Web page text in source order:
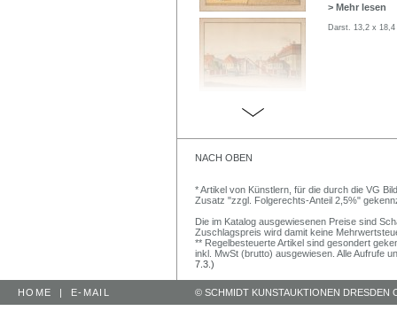
> Mehr lesen
Darst. 13,2 x
NACH OBEN
* Artikel von Künstlern, für die durch die VG
Zusatz "zzgl. Folgerechts-Anteil 2,5%"
Die im Katalog ausgewiesenen Preise sind
Zuschlagspreis wird damit keine
** Regelbesteuerte Artikel sind gesondert
inkl. MwSt (brutto) ausgewiesen. Alle Aufrufe
7.3.)
HOME | E-MAIL © SCHMIDT KUNSTAUKTIONEN DRESDEN